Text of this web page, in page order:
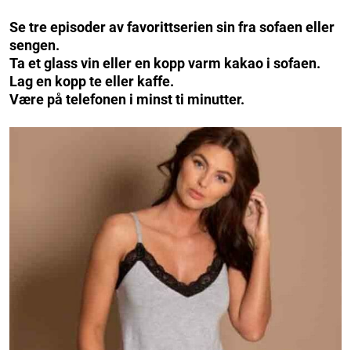
Se tre episoder av favorittserien sin fra sofaen eller
sengen.
Ta et glass vin eller en kopp varm kakao i sofaen.
Lag en kopp te eller kaffe.
Være på telefonen i minst ti minutter.